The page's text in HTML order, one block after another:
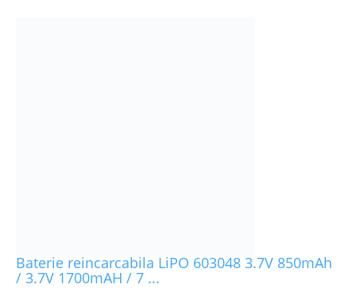
Baterie reincarcabila LiPO 603048 3.7V 850mAh
/ 3.7V 1700mAH / 7 ...